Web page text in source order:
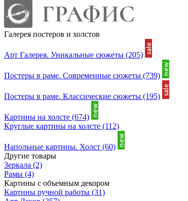
Галерея постеров и холстов
Арт Галерея. Уникальные сюжеты (205)
Постеры в раме. Современные сюжеты (739)
Постеры в раме. Классические сюжеты (195)
Картины на холсте (674)
Круглые картины на холсте (112)
Напольные картины. Холст (60)
Другие товары
Зеркала (2)
Рамы (4)
Картины с объемным декором
Картины ручной работы (31)